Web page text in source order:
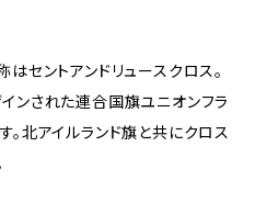
セントアンドリュースクロス。
ンされた連合国旗ユニオンフラ
北アイルランド旗と共にクロス